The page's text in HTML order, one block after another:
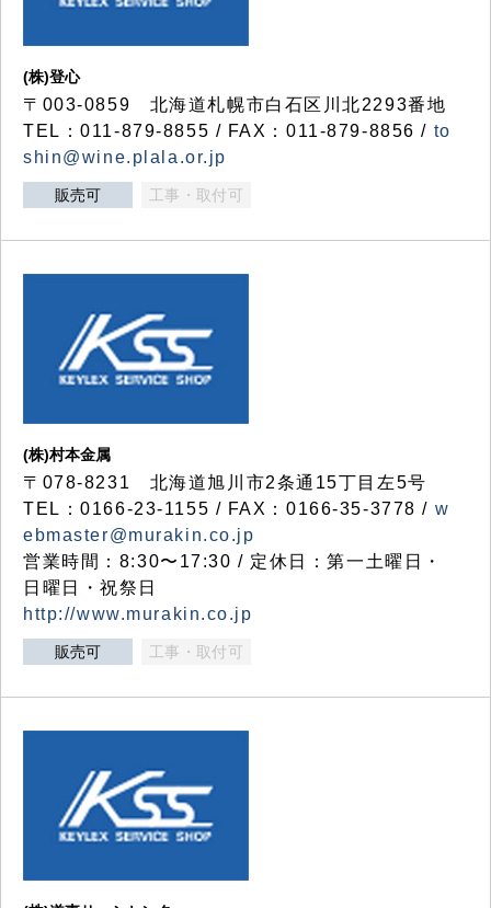
(株)登心
〒003-0859 北海道札幌市白石区川北2293番地
TEL：011-879-8855 / FAX：011-879-8856 / to
shin@wine.plala.or.jp
販売可 工事・取付可
(株)村本金属
〒078-8231 北海道旭川市2条通15丁目左5号
TEL：0166-23-1155 / FAX：0166-35-3778 / w
ebmaster@murakin.co.jp
営業時間：8:30〜17:30 / 定休日：第一土曜日・
日曜日・祝祭日
http://www.murakin.co.jp
販売可 工事・取付可